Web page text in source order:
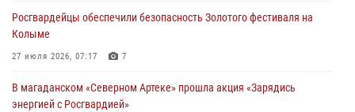
Росгвардейцы обеспечили безопасность Золотого фестиваля на
Колыме
27 июля 2026, 07:17 7
В магаданском «Северном Артеке» прошла акция «Зарядись
энергией с Росгвардией»